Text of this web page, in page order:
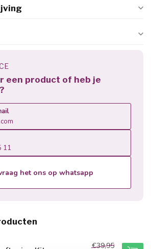
een product of heb je
11
het ons op whatsapp
€39,95